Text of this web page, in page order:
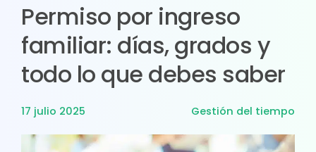
Permiso por ingreso
familiar: días, grados y
todo lo que debes saber
17 julio 2025 Gestión del tiempo